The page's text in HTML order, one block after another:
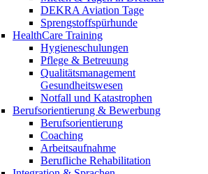
DEKRA Aviation Tage
Sprengstoffspürhunde
HealthCare Training
Hygieneschulungen
Pflege & Betreuung
Qualitätsmanagement
Gesundheitswesen
Notfall und Katastrophen
Berufsorientierung & Bewerbung
Berufsorientierung
Coaching
Arbeitsaufnahme
Berufliche Rehabilitation